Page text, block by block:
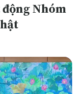
Nhóm